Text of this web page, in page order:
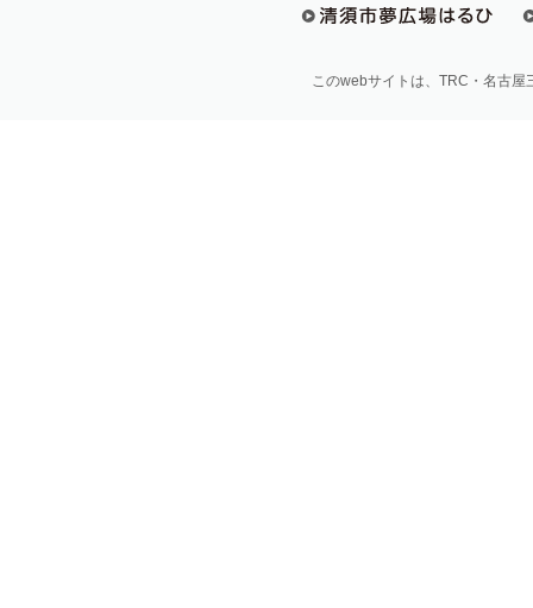
このwebサイトは、TRC・名古